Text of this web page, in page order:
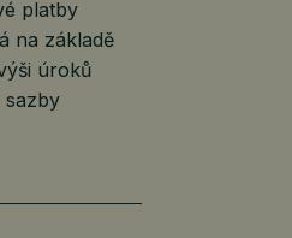
platby
na základě
úroků
sazby